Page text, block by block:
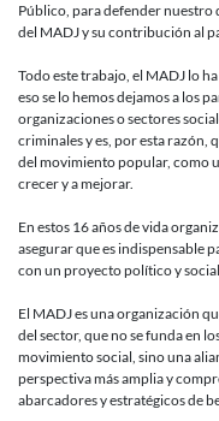
Público, para defender
del MADJ y su contribución al
Todo este trabajo, el MADJ lo
eso se lo hemos dejamos a los
organizaciones o sectores
criminales y es, por esta razón,
del movimiento popular, como
crecer y a mejorar.
En estos 16 años de vida
asegurar que es indispensable
con un proyecto político y
El MADJ es una organización
del sector, que no se funda en
movimiento social, sino una
perspectiva más amplia y
abarcadores y estratégicos de